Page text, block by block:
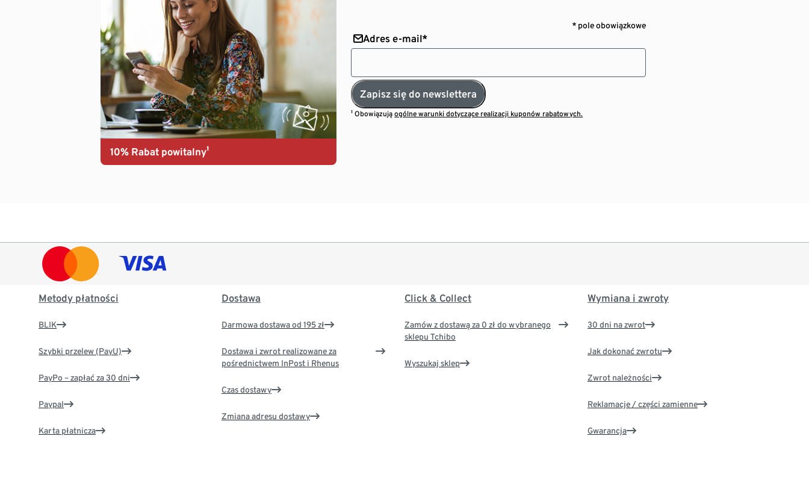
10% Rabat powitalny¹
* pole obowiązkowe
Adres e-mail*
Zapisz się do newslettera
¹ Obowiązująogólne warunki dotyczące realizacji kuponów rabatowych.
Metody płatności
BLIK
Szybki przelew (PayU)
PayPo – zapłać za 30 dni
Paypal
Karta płatnicza
Dostawa
Darmowa dostawa od 195 zł
Dostawa i zwrot realizowane za
pośrednictwem InPost i Rhenus
Czas dostawy
Zmiana adresu dostawy
Click & Collect
Zamów z dostawą za 0 zł do wybranego
sklepu Tchibo
Wyszukaj sklep
Wymiana i zwroty
30 dni na zwrot
Jak dokonać zwrotu
Zwrot należności
Reklamacje / części zamienne
Gwarancja